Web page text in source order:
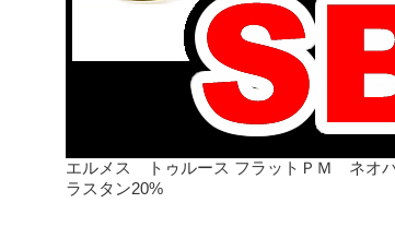
エルメス トゥルース フラットＰＭ ネ
ラスタン20%